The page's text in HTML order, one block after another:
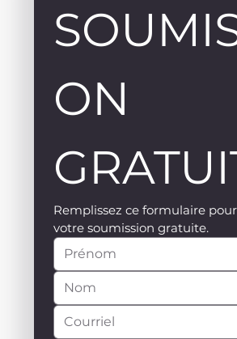
ON
Remplissez ce formulaire
votre soumission gratuite.